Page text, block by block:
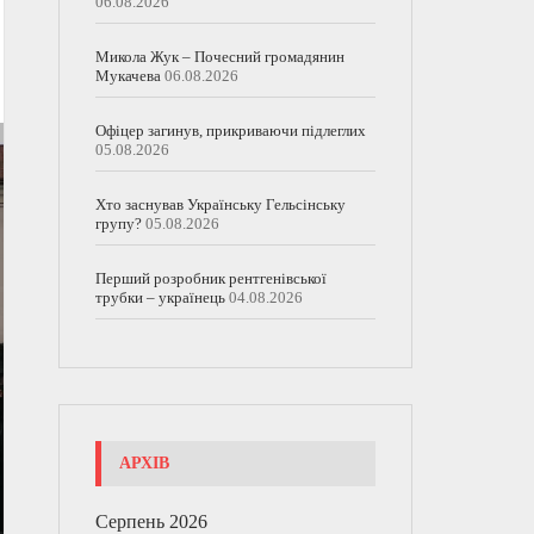
Микола Жук – Почесний громадянин
Мукачева 06.08.2026
Офіцер загинув, прикриваючи підлеглих
05.08.2026
Хто заснував Українську Гельсінську
групу? 05.08.2026
Перший розробник рентгенівської
трубки – українець 04.08.2026
АРХІВ
Серпень 2026